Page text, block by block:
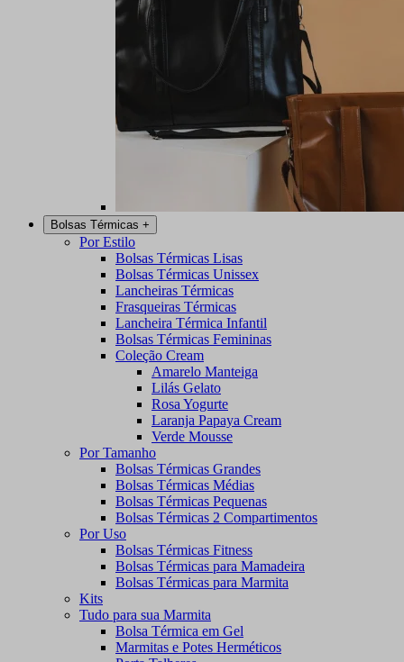
Bolsas Térmicas +
Por Estilo
Bolsas Térmicas Lisas
Bolsas Térmicas Unissex
Lancheiras Térmicas
Frasqueiras Térmicas
Lancheira Térmica Infantil
Bolsas Térmicas Femininas
Coleção Cream
Amarelo Manteiga
Lilás Gelato
Rosa Yogurte
Laranja Papaya Cream
Verde Mousse
Por Tamanho
Bolsas Térmicas Grandes
Bolsas Térmicas Médias
Bolsas Térmicas Pequenas
Bolsas Térmicas 2 Compartimentos
Por Uso
Bolsas Térmicas Fitness
Bolsas Térmicas para Mamadeira
Bolsas Térmicas para Marmita
Kits
Tudo para sua Marmita
Bolsa Térmica em Gel
Marmitas e Potes Herméticos